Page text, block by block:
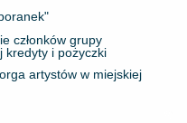
członków grupy
kredyty i pożyczki
artystów w miejskiej